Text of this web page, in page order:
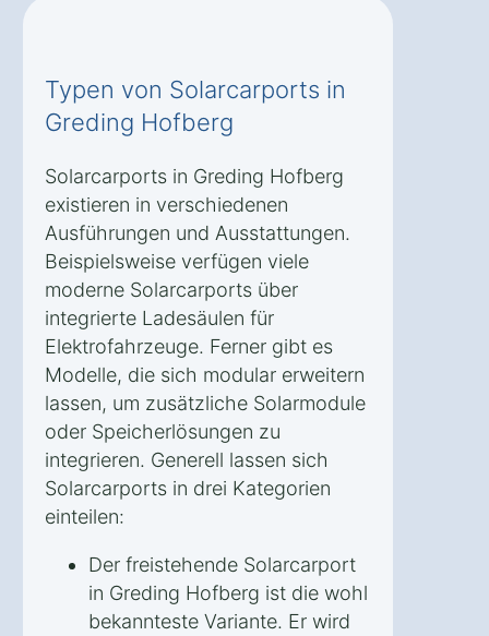
Typen von Solarcarports in
Greding Hofberg
Solarcarports in Greding Hofberg
existieren in verschiedenen
Ausführungen und Ausstattungen.
Beispielsweise verfügen viele
moderne Solarcarports über
integrierte Ladesäulen für
Elektrofahrzeuge. Ferner gibt es
Modelle, die sich modular erweitern
lassen, um zusätzliche Solarmodule
oder Speicherlösungen zu
integrieren. Generell lassen sich
Solarcarports in drei Kategorien
einteilen:
Der freistehende Solarcarport
in Greding Hofberg ist die wohl
bekannteste Variante. Er wird